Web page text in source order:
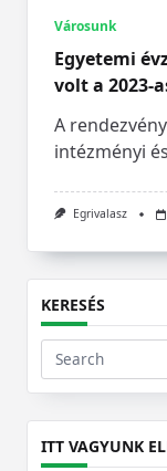
Városunk
Egyetemi
volt a 2023-
A
intézményi
Egrivalasz
KERESÉS
Search
for:
ITT VAGYUNK